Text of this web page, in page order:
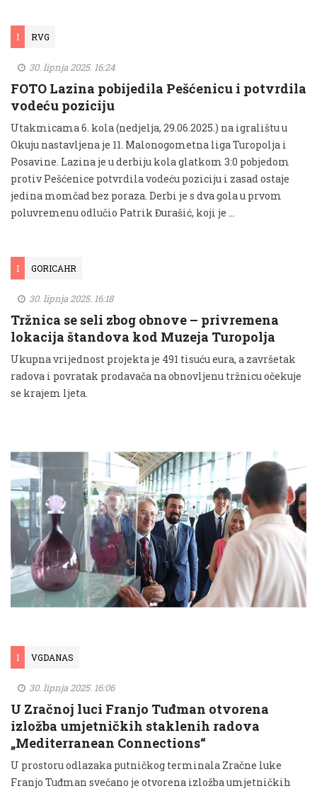
I RVG
30. lipnja 2025. 16:24
FOTO Lazina pobijedila Pešćenicu i potvrdila
vodeću poziciju
Utakmicama 6. kola (nedjelja, 29.06.2025.) na igralištu u
Okuju nastavljena je 11. Malonogometna liga Turopolja i
Posavine. Lazina je u derbiju kola glatkom 3:0 pobjedom
protiv Pešćenice potvrdila vodeću poziciju i zasad ostaje
jedina momčad bez poraza. Derbi je s dva gola u prvom
poluvremenu odlučio Patrik Đurašić, koji je …
I GORICAHR
30. lipnja 2025. 16:18
Tržnica se seli zbog obnove – privremena
lokacija štandova kod Muzeja Turopolja
Ukupna vrijednost projekta je 491 tisuću eura, a završetak
radova i povratak prodavača na obnovljenu tržnicu očekuje
se krajem ljeta.
I VGDANAS
30. lipnja 2025. 16:06
U Zračnoj luci Franjo Tuđman otvorena
izložba umjetničkih staklenih radova
„Mediterranean Connections“
U prostoru odlazaka putničkog terminala Zračne luke
Franjo Tuđman svečano je otvorena izložba umjetničkih